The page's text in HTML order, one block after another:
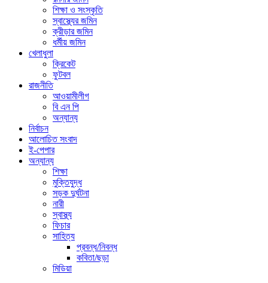
শিক্ষা ও সংস্কৃতি
স্বাস্থ্যের জমিন
ক্রীড়ার জমিন
ধর্মীয় জমিন
খেলাধুলা
ক্রিকেট
ফুটবল
রাজনীতি
আওয়ামীলীগ
বি এন পি
অন্যান্য
নির্বাচন
আলোচিত সংবাদ
ই-পেপার
অন্যান্য
শিক্ষা
মুক্তিযুদ্ধ
সড়ক দুর্ঘটনা
নারী
স্বাস্থ্য
ফিচার
সাহিত্য
প্রবন্ধ/নিবন্ধ
কবিতা/ছড়া
মিডিয়া